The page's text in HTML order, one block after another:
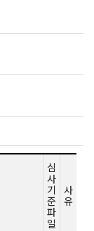
심
사
기
준
파
일
사
유